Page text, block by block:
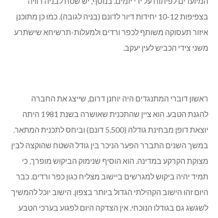
בצפיפות 10-12 יחידות דיור לדונם (בניה לגובה). כמו כן מתוכנן
איזור תעסוקה משותף לכפר ורדים ולמעלות-תרשיחא שישתרע
משני צידי הכביש לעין יעקב.
ראשון דוברי המתנגדים היה יוחנן דרום, שייצג את החברה
להגנת הטבע. הוא ציין שהתכנית שאושרה בשנת 1981 היתה
יוצאת דופן מבחינת גודלה (5,500 דונם) וביחס לתכנית המתאר.
במשך השנים התברר הפער הניכר בין גודל השטח שהוקצה לבין
מצוקת הקרקע במדינה. הוא הוסיף שנימוק הביקוש מופרך, כי
תמיד יהיה ביקוש למגרשים ביישוב מצליח כגון כפר ורדים. כבר
היום זהו הישוב הקהילתי הגדול ביותר בצפון. הישוב יוכל להמשיך
לשגשג גם בגודלו הנוכחי. אין הצדקה היום לפגוע בערכי הטבע